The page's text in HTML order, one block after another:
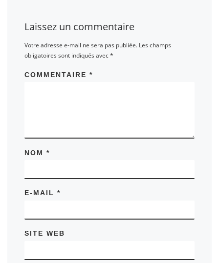
Laissez un commentaire
Votre adresse e-mail ne sera pas publiée. Les champs
obligatoires sont indiqués avec*
COMMENTAIRE*
NOM*
E-MAIL*
SITE WEB